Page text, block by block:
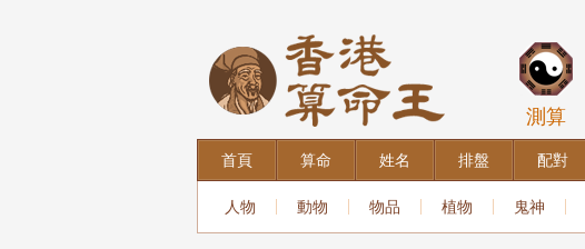
測算
首頁 算命 姓名 排盤 配對
人物 動物 物品 植物 鬼神